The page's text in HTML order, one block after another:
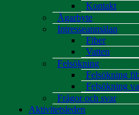
Kontakt
Ägarbyte
Intresseanmälan
Fiber
Vatten
Felsökning
Felsökning
Felsökning
Frågor och svar
Aktivitetsleden